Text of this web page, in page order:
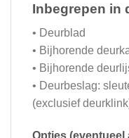
Inbegrepen in
• Deurblad
• Bijhorende
• Bijhorende
• Deurbeslag:
(exclusief
Opties (eventueel